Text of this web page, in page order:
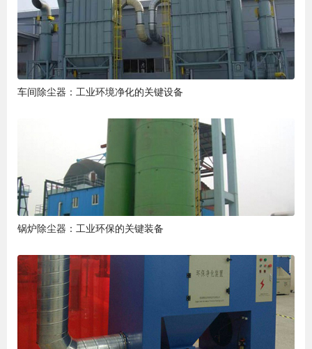
车间除尘器：工业环境净化的关键设备
锅炉除尘器：工业环保的关键装备